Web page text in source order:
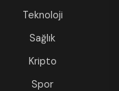
Teknoloji
Sağlık
Kripto
Spor